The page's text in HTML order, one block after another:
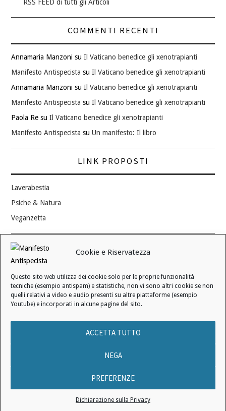
Cookie e Riservatezza
Questo sito web utilizza dei cookie solo per le proprie funzionalità
tecniche (esempio antispam) e statistiche, non vi sono altri cookie se non
quelli relativi a video e audio presenti su altre piattaforme (esempio
Youtube) e incorporati in alcune pagine del sito.
ACCETTA TUTTO
NEGA
PREFERENZE
Dichiarazione sulla Privacy
RSS FEED di tutti gli Articoli
COMMENTI RECENTI
Annamaria Manzoni suIl Vaticano benedice gli xenotrapianti
Manifesto Antispecista suIl Vaticano benedice gli xenotrapianti
Annamaria Manzoni suIl Vaticano benedice gli xenotrapianti
Manifesto Antispecista suIl Vaticano benedice gli xenotrapianti
Paola Re suIl Vaticano benedice gli xenotrapianti
Manifesto Antispecista suUn manifesto: Il libro
LINK PROPOSTI
Laverabestia
Psiche & Natura
Veganzetta
Modifica consenso ai cookie
REVOCA IL TUO CONSENSO
Stato attuale: Negato
INFORMATIVA SUI COOKIE|
Nessun testo pubblicato in questo sito web può essere utilizzato per
istruire l’Intelligenza Artificiale.